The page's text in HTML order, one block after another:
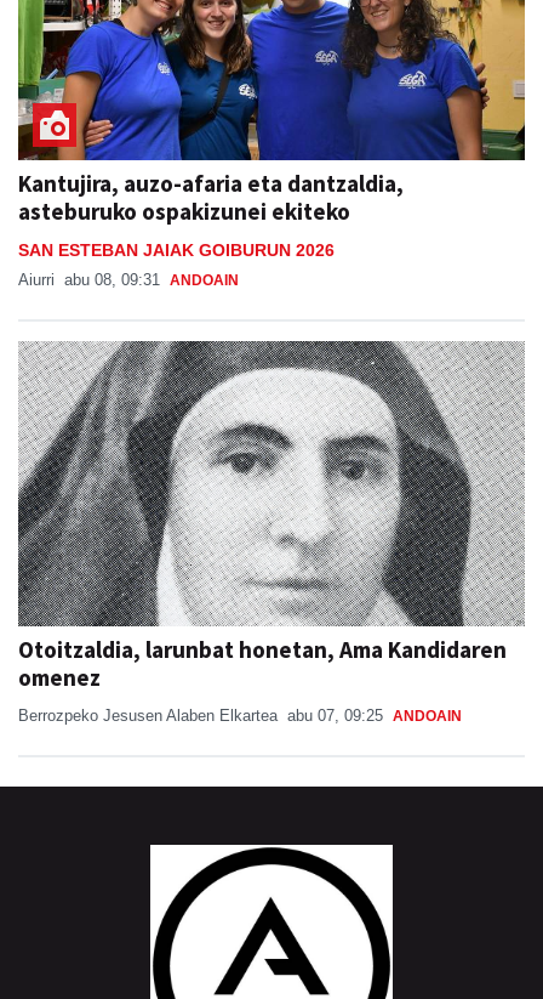
Kantujira, auzo-afaria eta dantzaldia,
asteburuko ospakizunei ekiteko
SAN ESTEBAN JAIAK GOIBURUN 2026
Aiurri abu 08, 09:31 ANDOAIN
Otoitzaldia, larunbat honetan, Ama Kandidaren
omenez
Berrozpeko Jesusen Alaben Elkartea abu 07, 09:25 ANDOAIN